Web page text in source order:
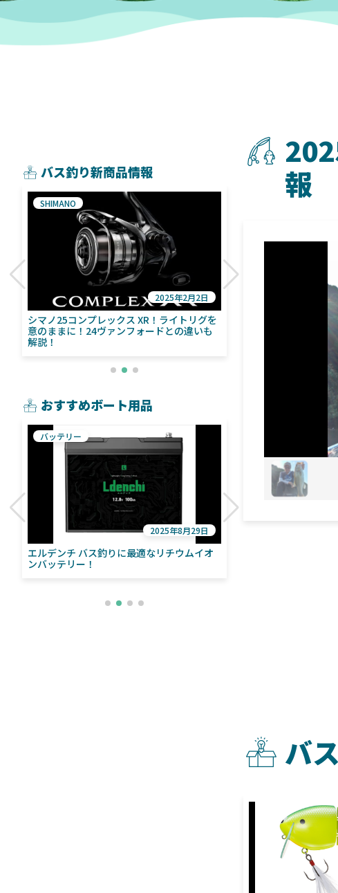
報
バ
バス釣り新商品情報
シマノ25コンプレックス XR！ライトリグを
意のままに！24ヴァンフォードとの違いも
解説！
SHIMANO
2025年2月2日
シマノ24ヴァンフ
量！ストラディッ
おすすめボート用品
エルデンチ バス釣りに最適なリチウムイオ
ンバッテリー！
バッテリー
2025年8月29日
ローランス「イー